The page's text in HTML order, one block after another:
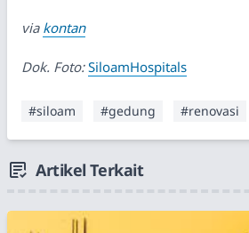
via kontan
Dok. Foto:SiloamHospitals
#siloam #gedung #renovasi
Artikel Terkait